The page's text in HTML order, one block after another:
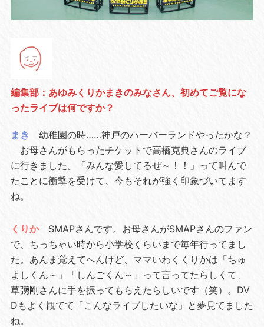
編集部：あゆみくりかまきのみなさん、初めてご覧にな
ったライブは何ですか？
まき
幼稚園の時……神戸のハーバーランドやったかな？
お母さんがもらったチケットで高橋克典さんのライブ
に行きました。「みんな愛してるぜ～！！」って叫んで
たことに衝撃を受けて、今もそれが強く印象づいてます
ね。
くりか
SMAPさんです。お母さんがSMAPさんのファン
で、ちっちゃい時から小学校くらいまで毎年行ってまし
た。あんま覚えてへんけど、ママいわくくりかは「ちゅ
よしくん～」「しんごくん～」って言ってたらしくて、
草彅剛さんに手を振ってもらえたらしいです（笑）。DV
Dもよく観てて「こんなライブしたいな」と夢見てました
ね。